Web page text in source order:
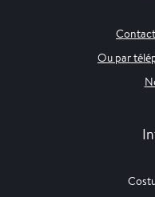
Ou par